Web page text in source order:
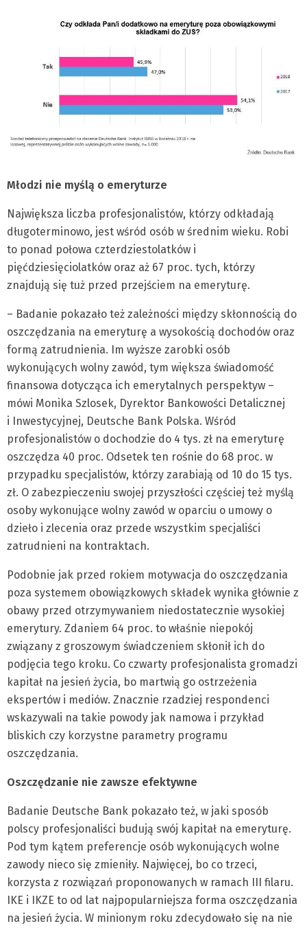
Młodzi nie myślą o emeryturze
Największa liczba profesjonalistów, którzy odkładają
długoterminowo, jest wśród osób w średnim wieku. Robi
to ponad połowa czterdziestolatków i
pięćdziesięciolatków oraz aż 67 proc. tych, którzy
znajdują się tuż przed przejściem na emeryturę.
– Badanie pokazało też zależności między skłonnością do
oszczędzania na emeryturę a wysokością dochodów oraz
formą zatrudnienia. Im wyższe zarobki osób
wykonujących wolny zawód, tym większa świadomość
finansowa dotycząca ich emerytalnych perspektyw –
mówi Monika Szlosek, Dyrektor Bankowości Detalicznej
i Inwestycyjnej, Deutsche Bank Polska. Wśród
profesjonalistów o dochodzie do 4 tys. zł na emeryturę
oszczędza 40 proc. Odsetek ten rośnie do 68 proc. w
przypadku specjalistów, którzy zarabiają od 10 do 15 tys.
zł. O zabezpieczeniu swojej przyszłości częściej też myślą
osoby wykonujące wolny zawód w oparciu o umowy o
dzieło i zlecenia oraz przede wszystkim specjaliści
zatrudnieni na kontraktach.
Podobnie jak przed rokiem motywacja do oszczędzania
poza systemem obowiązkowych składek wynika głównie z
obawy przed otrzymywaniem niedostatecznie wysokiej
emerytury. Zdaniem 64 proc. to właśnie niepokój
związany z groszowym świadczeniem skłonił ich do
podjęcia tego kroku. Co czwarty profesjonalista gromadzi
kapitał na jesień życia, bo martwią go ostrzeżenia
ekspertów i mediów. Znacznie rzadziej respondenci
wskazywali na takie powody jak namowa i przykład
bliskich czy korzystne parametry programu
oszczędzania.
Oszczędzanie nie zawsze efektywne
Badanie Deutsche Bank pokazało też, w jaki sposób
polscy profesjonaliści budują swój kapitał na emeryturę.
Pod tym kątem preferencje osób wykonujących wolne
zawody nieco się zmieniły. Najwięcej, bo co trzeci,
korzysta z rozwiązań proponowanych w ramach III filaru.
IKE i IKZE to od lat najpopularniejsza forma oszczędzania
na jesień życia. W minionym roku zdecydowało się na nie